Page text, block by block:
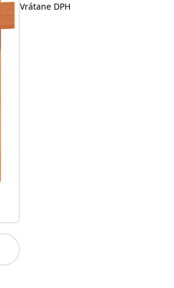
Vrátane DPH